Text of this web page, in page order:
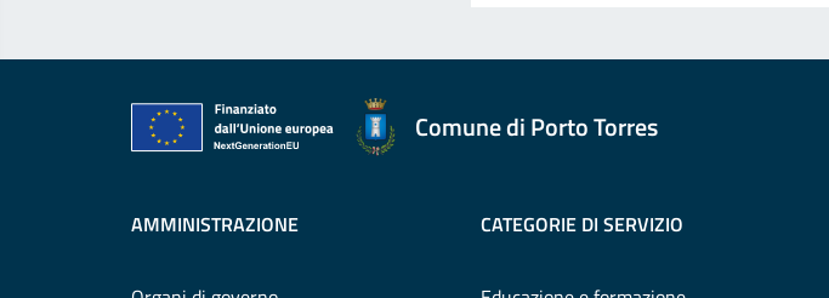
Comune di Porto Torres
AMMINISTRAZIONE CATEGORIE DI SERVIZIO